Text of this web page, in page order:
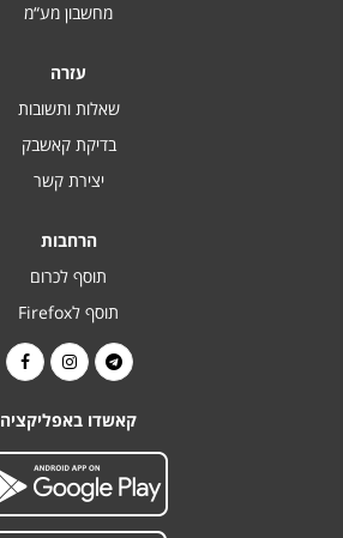
מחשבון מע“מ
עזרה
שאלות ותשובות
בדיקת קאשבק
יצירת קשר
הרחבות
תוסף לכרום
תוסף לFirefox
קאשדו באפליקציה